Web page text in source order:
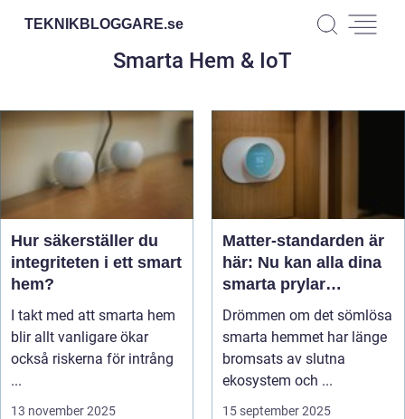
TEKNIKBLOGGARE.se
Smarta Hem & IoT
Hur säkerställer du
integriteten i ett smart
hem?
I takt med att smarta hem
blir allt vanligare ökar
också riskerna för intrång
...
13 november 2025
Matter-standarden är
här: Nu kan alla dina
smarta prylar
samarbeta
Drömmen om det sömlösa
smarta hemmet har länge
bromsats av slutna
ekosystem och ...
15 september 2025